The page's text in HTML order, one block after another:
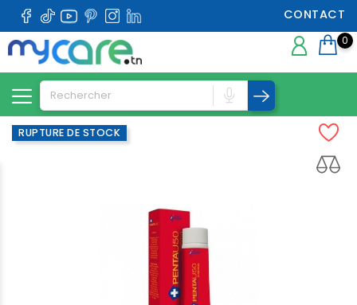
CONTACT
0
RUPTURE DE STOCK